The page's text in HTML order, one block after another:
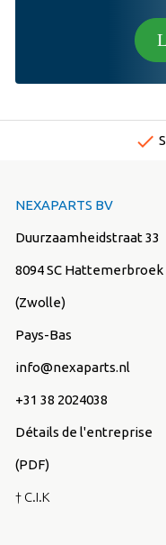
done
NEXAPARTS BV
Duurzaamheidstraat 33
8094 SC Hattemerbroek
(Zwolle)
Pays-Bas
info@nexaparts.nl
+31 38 2024038
Détails de l'entreprise
(PDF)
† C.I.K